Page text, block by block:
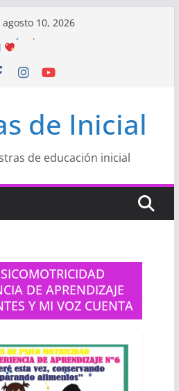
10, 2026
para MAMÁ: colorea con
HERMOSAS para mamá
Inicial 2026”
con Alegría la Semana
Un regalo para
de Inicial
de educación inicial
DE APRENDIZAJE
Y MI VOZ CUENTA